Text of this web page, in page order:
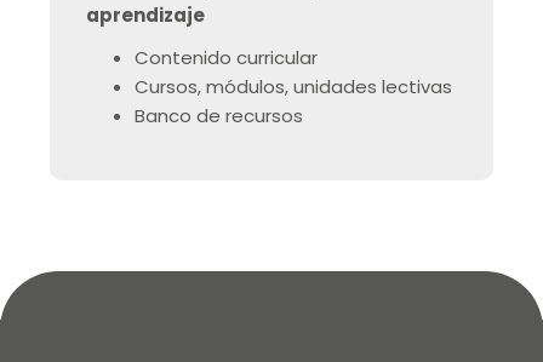
aprendizaje
Contenido curricular
Cursos, módulos, unidades lectivas
Banco de recursos